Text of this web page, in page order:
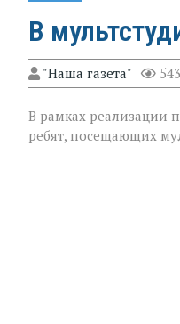
В
"Наша газета" 543
В рамках реализации
ребят, посещающих